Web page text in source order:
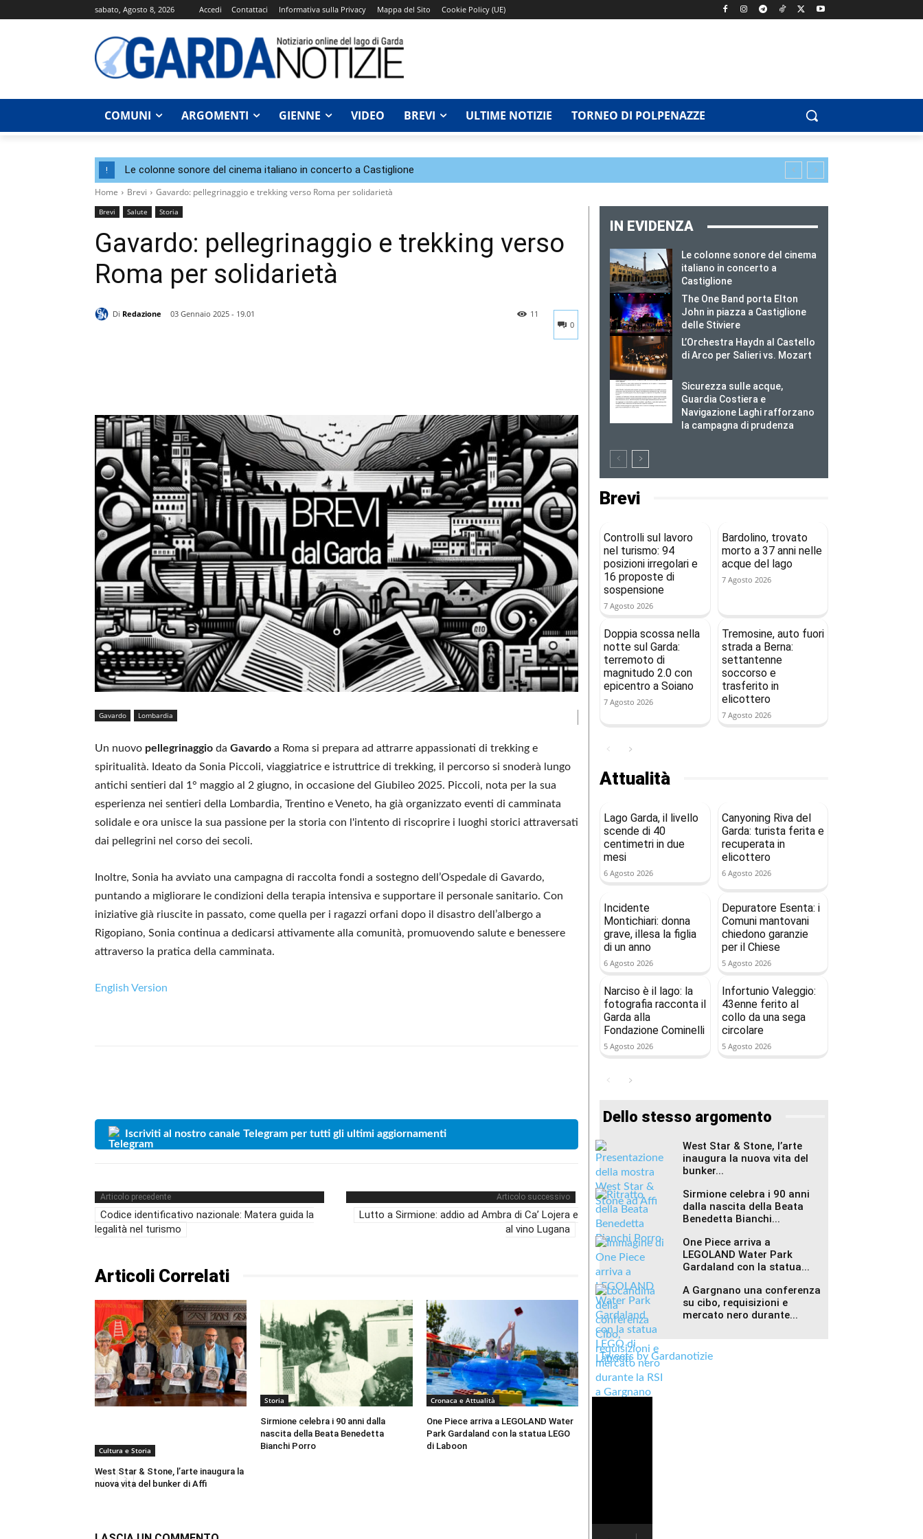
sabato, Agosto 8, 2026 Accedi Contattaci Informativa sulla Privacy Mappa del Sito Cookie Policy (UE)
COMUNI ARGOMENTI GIENNE VIDEO BREVI ULTIME NOTIZIE TORNEO DI POLPENAZZE
! Le colonne sonore del cinema italiano in concerto a Castiglione
Home Brevi Gavardo: pellegrinaggio e trekking verso Roma per solidarietà
Brevi Salute Storia
Gavardo: pellegrinaggio e trekking verso
Roma per solidarietà
Di Redazione
03 Gennaio 2025 - 19.01
0
11
Gavardo Lombardia
Un nuovo pellegrinaggio da Gavardo a Roma si prepara ad attrarre appassionati di trekking e
spiritualità. Ideato da Sonia Piccoli, viaggiatrice e istruttrice di trekking, il percorso si snoderà lungo
antichi sentieri dal 1° maggio al 2 giugno, in occasione del Giubileo 2025. Piccoli, nota per la sua
esperienza nei sentieri della Lombardia, Trentino e Veneto, ha già organizzato eventi di camminata
solidale e ora unisce la sua passione per la storia con l'intento di riscoprire i luoghi storici attraversati
dai pellegrini nel corso dei secoli.
Inoltre, Sonia ha avviato una campagna di raccolta fondi a sostegno dell’Ospedale di Gavardo,
puntando a migliorare le condizioni della terapia intensiva e supportare il personale sanitario. Con
iniziative già riuscite in passato, come quella per i ragazzi orfani dopo il disastro dell’albergo a
Rigopiano, Sonia continua a dedicarsi attivamente alla comunità, promuovendo salute e benessere
attraverso la pratica della camminata.
English Version
Iscriviti al nostro canale Telegram per tutti gli ultimi aggiornamenti
Articolo precedente
Codice identificativo nazionale: Matera guida la
legalità nel turismo
Articolo successivo
Lutto a Sirmione: addio ad Ambra di Ca’ Lojera e
al vino Lugana
Articoli Correlati
Cultura e Storia
West Star & Stone, l’arte inaugura la
nuova vita del bunker di Affi
Storia
Sirmione celebra i 90 anni dalla
nascita della Beata Benedetta
Bianchi Porro
Cronaca e Attualità
One Piece arriva a LEGOLAND Water
Park Gardaland con la statua LEGO
di Laboon
IN EVIDENZA
Le colonne sonore del cinema
italiano in concerto a
Castiglione
The One Band porta Elton
John in piazza a Castiglione
delle Stiviere
L’Orchestra Haydn al Castello
di Arco per Salieri vs. Mozart
Sicurezza sulle acque,
Guardia Costiera e
Navigazione Laghi rafforzano
la campagna di prudenza
Brevi
Controlli sul lavoro
nel turismo: 94
posizioni irregolari e
16 proposte di
sospensione
7 Agosto 2026
Bardolino, trovato
morto a 37 anni nelle
acque del lago
7 Agosto 2026
Doppia scossa nella
notte sul Garda:
terremoto di
magnitudo 2.0 con
epicentro a Soiano
7 Agosto 2026
Tremosine, auto fuori
strada a Berna:
settantenne
soccorso e
trasferito in
elicottero
7 Agosto 2026
Attualità
Lago Garda, il livello
scende di 40
centimetri in due
mesi
6 Agosto 2026
Canyoning Riva del
Garda: turista ferita e
recuperata in
elicottero
6 Agosto 2026
Incidente
Montichiari: donna
grave, illesa la figlia
di un anno
6 Agosto 2026
Depuratore Esenta: i
Comuni mantovani
chiedono garanzie
per il Chiese
5 Agosto 2026
Narciso è il lago: la
fotografia racconta il
Garda alla
Fondazione Cominelli
5 Agosto 2026
Infortunio Valeggio:
43enne ferito al
collo da una sega
circolare
5 Agosto 2026
Dello stesso argomento
West Star & Stone, l’arte
inaugura la nuova vita del
bunker...
Sirmione celebra i 90 anni
dalla nascita della Beata
Benedetta Bianchi...
One Piece arriva a
LEGOLAND Water Park
Gardaland con la statua...
A Gargnano una conferenza
su cibo, requisizioni e
mercato nero durante...
Tweets by Gardanotizie